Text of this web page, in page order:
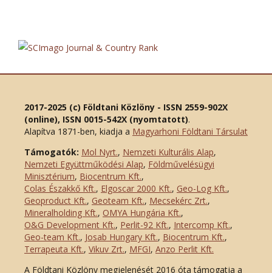
2017-2025 (c) Földtani Közlöny - ISSN 2559-902X
(online), ISSN 0015-542X (nyomtatott).
Alapítva 1871-ben, kiadja a Magyarhoni Földtani Társulat
Támogatók: Mol Nyrt., Nemzeti Kulturális Alap,
Nemzeti Együttműködési Alap, Földművelésügyi
Minisztérium, Biocentrum Kft.,
Colas Északkő Kft., Elgoscar 2000 Kft., Geo-Log Kft.,
Geoproduct Kft., Geoteam Kft., Mecsekérc Zrt.,
Mineralholding Kft., OMYA Hungária Kft.,
O&G Development Kft., Perlit-92 Kft., Intercomp Kft.,
Geo-team Kft., Josab Hungary Kft., Biocentrum Kft.,
Terrapeuta Kft., Vikuv Zrt., MFGI, Anzo Perlit Kft.
A Földtani Közlöny megjelenését 2016 óta támogatja a